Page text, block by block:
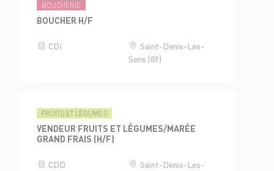
BOUCHERIE
BOUCHER H/F
CDI
Saint-Denis-Les-
Sens (89)
FRUITS ET LÉGUMES
VENDEUR FRUITS ET LÉGUMES/MARÉE
GRAND FRAIS (H/F)
CDD Saint-Denis-Les-